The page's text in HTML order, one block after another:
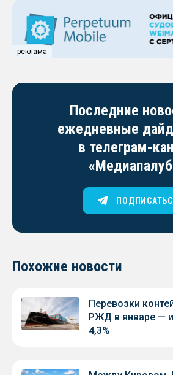
реклама
Последние
ежедневные
в телеграм-
Похожие новости
Перевозки
РЖД в январе —
4,3%